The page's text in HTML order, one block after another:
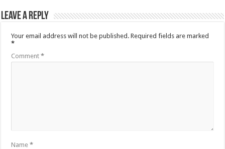
Leave a Reply
Your email address will not be published. Required fields are marked
*
Comment*
Name*